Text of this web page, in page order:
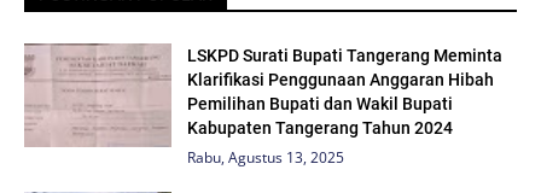
LSKPD Surati Bupati Tangerang Meminta
Klarifikasi Penggunaan Anggaran Hibah
Pemilihan Bupati dan Wakil Bupati
Kabupaten Tangerang Tahun 2024
Rabu, Agustus 13, 2025